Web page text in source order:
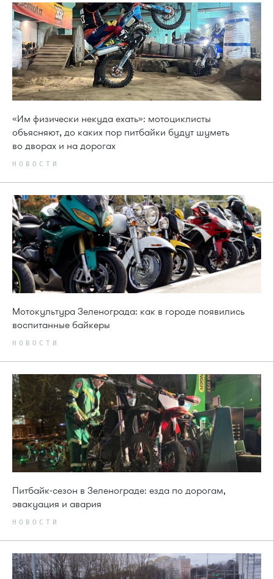
«Им физически некуда ехать»: мотоциклисты
объясняют, до каких пор питбайки будут шуметь
во дворах и на дорогах
НОВОСТИ
Мотокультура Зеленограда: как в городе появились
воспитанные байкеры
НОВОСТИ
Питбайк-сезон в Зеленограде: езда по дорогам,
эвакуация и авария
НОВОСТИ